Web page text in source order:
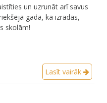
un uzrunāt arī savus
gadā, kā izrādās,
skolām!
Lasīt vairāk